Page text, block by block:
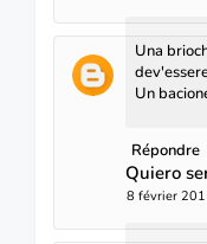
Una
Un
Répondre
Quiero
8 février